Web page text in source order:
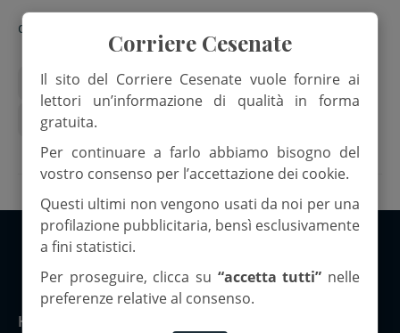
di
Comune di Bagno di Romagna terme
terme di Sant'Agnese
Copyright 2026 ©Corriere Cesenate
Home
Corriere Cesenate
Il sito del Corriere Cesenate vuole fornire ai
lettori un’informazione di qualità in forma
gratuita.
Per continuare a farlo abbiamo bisogno del
vostro consenso per l’accettazione dei cookie.
Questi ultimi non vengono usati da noi per una
profilazione pubblicitaria, bensì esclusivamente
a fini statistici.
Per proseguire, clicca su “accetta tutti” nelle
preferenze relative al consenso.